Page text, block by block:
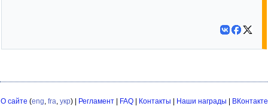
О сайте (eng, fra, укр) | Регламент| FAQ| Контакты Наши награды
ВКонтакте